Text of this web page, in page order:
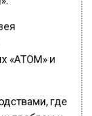
«АТОМ» и
где